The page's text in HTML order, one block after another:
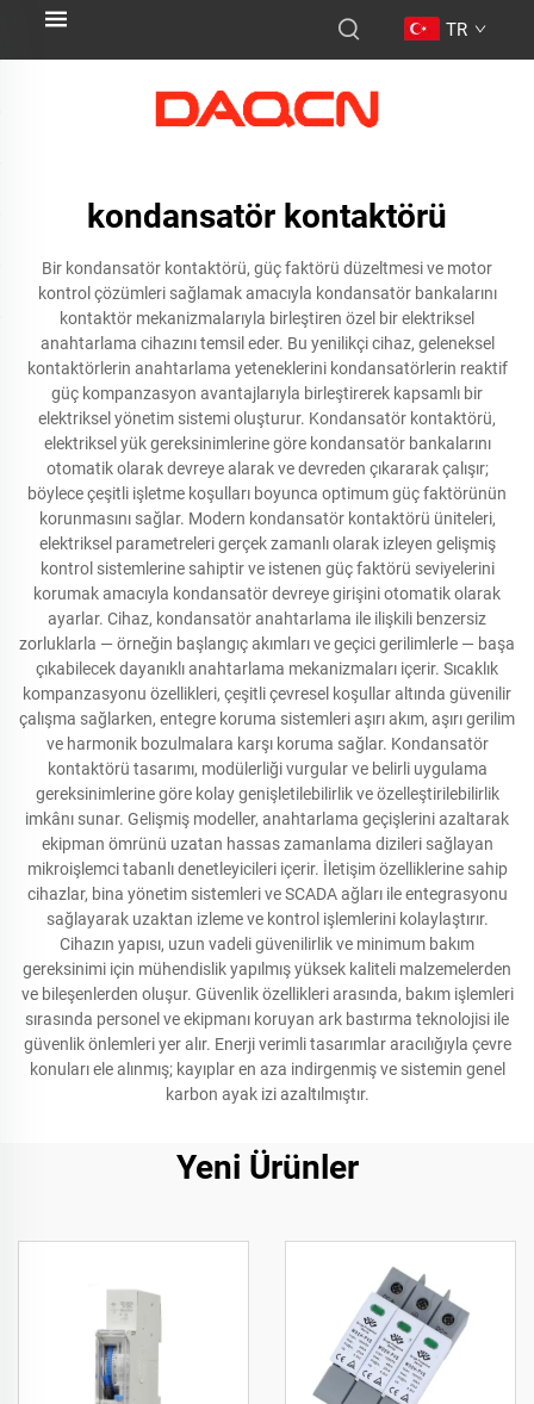
TR
kondansatör kontaktörü
Bir kondansatör kontaktörü, güç faktörü düzeltmesi ve motor
kontrol çözümleri sağlamak amacıyla kondansatör bankalarını
kontaktör mekanizmalarıyla birleştiren özel bir elektriksel
anahtarlama cihazını temsil eder. Bu yenilikçi cihaz, geleneksel
kontaktörlerin anahtarlama yeteneklerini kondansatörlerin reaktif
güç kompanzasyon avantajlarıyla birleştirerek kapsamlı bir
elektriksel yönetim sistemi oluşturur. Kondansatör kontaktörü,
elektriksel yük gereksinimlerine göre kondansatör bankalarını
otomatik olarak devreye alarak ve devreden çıkararak çalışır;
böylece çeşitli işletme koşulları boyunca optimum güç faktörünün
korunmasını sağlar. Modern kondansatör kontaktörü üniteleri,
elektriksel parametreleri gerçek zamanlı olarak izleyen gelişmiş
kontrol sistemlerine sahiptir ve istenen güç faktörü seviyelerini
korumak amacıyla kondansatör devreye girişini otomatik olarak
ayarlar. Cihaz, kondansatör anahtarlama ile ilişkili benzersiz
zorluklarla — örneğin başlangıç akımları ve geçici gerilimlerle — başa
çıkabilecek dayanıklı anahtarlama mekanizmaları içerir. Sıcaklık
kompanzasyonu özellikleri, çeşitli çevresel koşullar altında güvenilir
çalışma sağlarken, entegre koruma sistemleri aşırı akım, aşırı gerilim
ve harmonik bozulmalara karşı koruma sağlar. Kondansatör
kontaktörü tasarımı, modülerliği vurgular ve belirli uygulama
gereksinimlerine göre kolay genişletilebilirlik ve özelleştirilebilirlik
imkânı sunar. Gelişmiş modeller, anahtarlama geçişlerini azaltarak
ekipman ömrünü uzatan hassas zamanlama dizileri sağlayan
mikroişlemci tabanlı denetleyicileri içerir. İletişim özelliklerine sahip
cihazlar, bina yönetim sistemleri ve SCADA ağları ile entegrasyonu
sağlayarak uzaktan izleme ve kontrol işlemlerini kolaylaştırır.
Cihazın yapısı, uzun vadeli güvenilirlik ve minimum bakım
gereksinimi için mühendislik yapılmış yüksek kaliteli malzemelerden
ve bileşenlerden oluşur. Güvenlik özellikleri arasında, bakım işlemleri
sırasında personel ve ekipmanı koruyan ark bastırma teknolojisi ile
güvenlik önlemleri yer alır. Enerji verimli tasarımlar aracılığıyla çevre
konuları ele alınmış; kayıplar en aza indirgenmiş ve sistemin genel
karbon ayak izi azaltılmıştır.
Yeni Ürünler